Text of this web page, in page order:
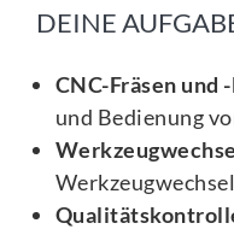
DEINE
CNC-Fräsen und
und Bedienung